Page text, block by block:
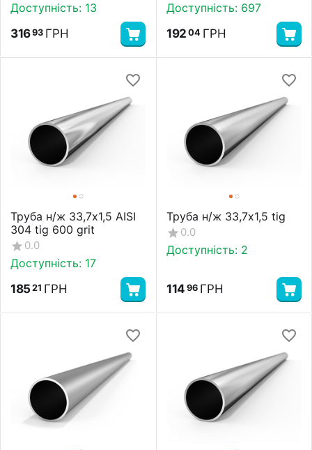
Доступність: 13
31693 ГРН
Доступність: 697
192 04 ГРН
Труба н/ж 33,7х1,5 AISI
304 tig 600 grit
0.0
Доступність: 17
185 21 ГРН
Труба н/ж 33,7х1,5 tig
0.0
Доступність: 2
114 96 ГРН